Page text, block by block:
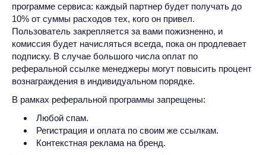
программе сервиса: каждый партнер будет получать до
10% от суммы расходов тех, кого он привел.
Пользователь закрепляется за вами пожизненно, и
комиссия будет начисляться всегда, пока он продлевает
подписку. В случае большого числа оплат по
реферальной ссылке менеджеры могут повысить процент
вознаграждения в индивидуальном порядке.
В рамках реферальной программы запрещены:
Любой спам.
Регистрация и оплата по своим же ссылкам.
Контекстная реклама на бренд.